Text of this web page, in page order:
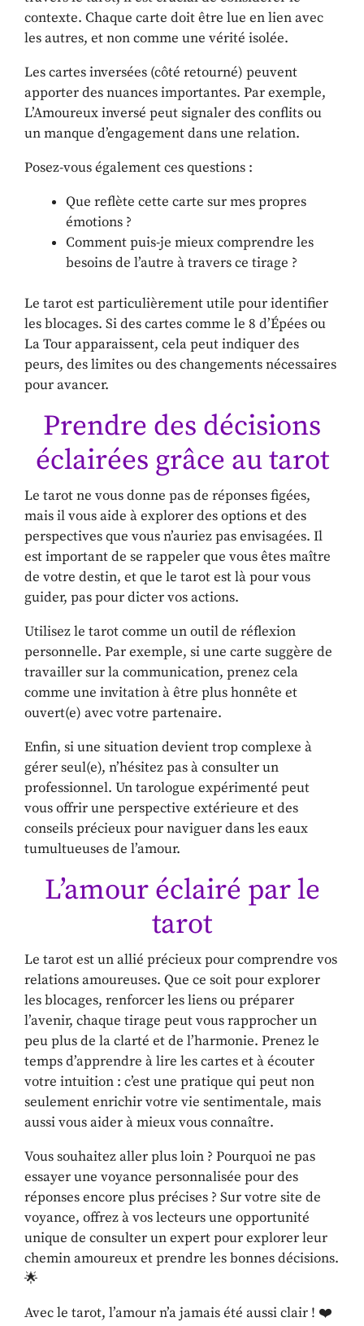
contexte. Chaque carte doit être lue en lien avec
les autres, et non comme une vérité isolée.
Les cartes inversées (côté retourné) peuvent
apporter des nuances importantes. Par exemple,
L’Amoureux inversé peut signaler des conflits ou
un manque d’engagement dans une relation.
Posez-vous également ces questions :
Que reflète cette carte sur mes propres
émotions ?
Comment puis-je mieux comprendre les
besoins de l’autre à travers ce tirage ?
Le tarot est particulièrement utile pour identifier
les blocages. Si des cartes comme le 8 d’Épées ou
La Tour apparaissent, cela peut indiquer des
peurs, des limites ou des changements nécessaires
pour avancer.
Prendre des décisions
éclairées grâce au tarot
Le tarot ne vous donne pas de réponses figées,
mais il vous aide à explorer des options et des
perspectives que vous n’auriez pas envisagées. Il
est important de se rappeler que vous êtes maître
de votre destin, et que le tarot est là pour vous
guider, pas pour dicter vos actions.
Utilisez le tarot comme un outil de réflexion
personnelle. Par exemple, si une carte suggère de
travailler sur la communication, prenez cela
comme une invitation à être plus honnête et
ouvert(e) avec votre partenaire.
Enfin, si une situation devient trop complexe à
gérer seul(e), n’hésitez pas à consulter un
professionnel. Un tarologue expérimenté peut
vous offrir une perspective extérieure et des
conseils précieux pour naviguer dans les eaux
tumultueuses de l’amour.
L’amour éclairé par le
tarot
Le tarot est un allié précieux pour comprendre vos
relations amoureuses. Que ce soit pour explorer
les blocages, renforcer les liens ou préparer
l’avenir, chaque tirage peut vous rapprocher un
peu plus de la clarté et de l’harmonie. Prenez le
temps d’apprendre à lire les cartes et à écouter
votre intuition : c’est une pratique qui peut non
seulement enrichir votre vie sentimentale, mais
aussi vous aider à mieux vous connaître.
Vous souhaitez aller plus loin ? Pourquoi ne pas
essayer une voyance personnalisée pour des
réponses encore plus précises ? Sur votre site de
voyance, offrez à vos lecteurs une opportunité
unique de consulter un expert pour explorer leur
chemin amoureux et prendre les bonnes décisions.
🌟
Avec le tarot, l’amour n’a jamais été aussi clair ! ❤️